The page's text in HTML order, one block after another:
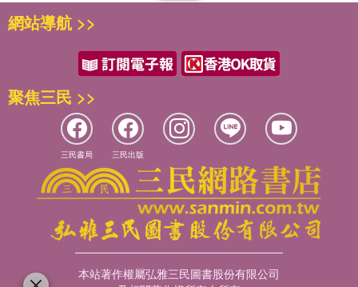
網站導航 >>
聚焦三民 >>
三民書局 三民出版
本站著作權屬弘雅三民圖書股份有限公司